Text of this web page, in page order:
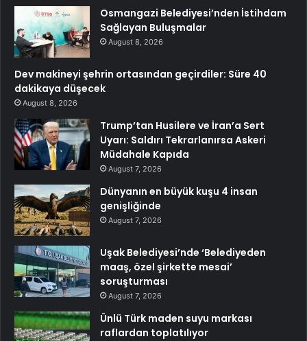
Osmangazi Belediyesi’nden İstihdam
Sağlayan Buluşmalar
August 8, 2026
Dev makineyi şehrin ortasından geçirdiler: Süre 40
dakikaya düşecek
August 8, 2026
Trump’tan Husilere ve İran’a Sert
Uyarı: Saldırı Tekrarlanırsa Askeri
Müdahale Kapıda
August 7, 2026
Dünyanın en büyük kuşu 4 insan
genişliğinde
August 7, 2026
Uşak Belediyesi’nde ‘Belediyeden
maaş, özel şirkette mesai’
soruşturması
August 7, 2026
Ünlü Türk maden suyu markası
raflardan toplatılıyor